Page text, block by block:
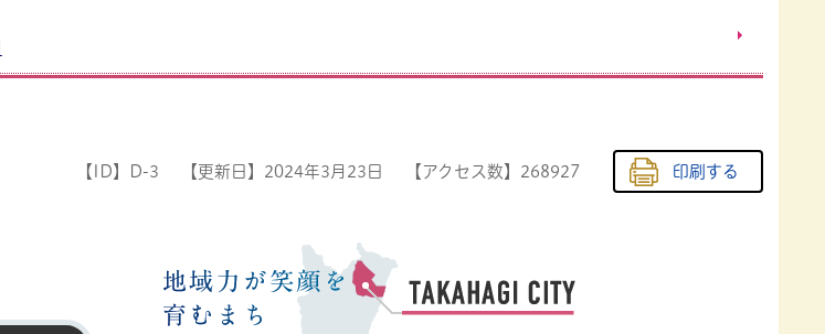
【ID】 D-3 【更新日】 2024年3月23日 【アクセス数】 268927 印刷する